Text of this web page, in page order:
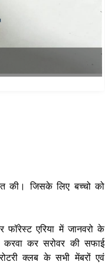
की। जिसके लिए बच्चो को
एरिया में जानवरो के
करवा कर सरोवर की सफाई
क्लब के सभी मेंबरों एवं